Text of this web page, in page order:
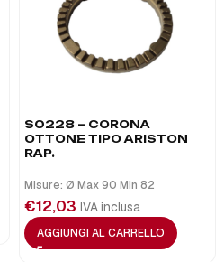
S0228 – CORONA
OTTONE TIPO ARISTON
RAP.
Misure: Ø Max 90 Min 82
€12,03 IVA inclusa
AGGIUNGI AL CARRELLO